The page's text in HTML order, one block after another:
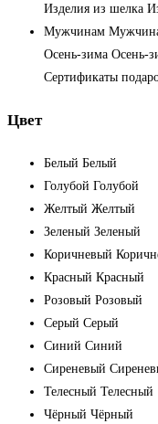
Изделия из шелка
Мужчинам
Осень-зима Осень-
Сертификаты
Цвет
Белый Белый
Голубой Голубой
Желтый Желтый
Зеленый Зеленый
Коричневый
Красный Красный
Розовый Розовый
Серый Серый
Синий Синий
Сиреневый
Телесный Телесный
Чёрный Чёрный